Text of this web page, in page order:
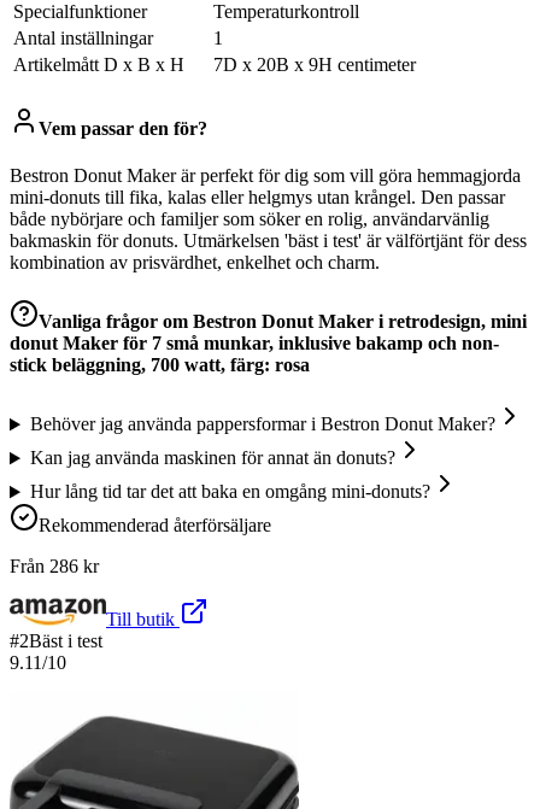
Specialfunktioner
Temperaturkontroll
Antal inställningar
1
Artikelmått D x B x H
7D x 20B x 9H centimeter
Vem passar den för?
Bestron Donut Maker är perfekt för dig som vill göra hemmagjorda
mini-donuts till fika, kalas eller helgmys utan krångel. Den passar
både nybörjare och familjer som söker en rolig, användarvänlig
bakmaskin för donuts. Utmärkelsen 'bäst i test' är välförtjänt för dess
kombination av prisvärdhet, enkelhet och charm.
Vanliga frågor om Bestron Donut Maker i retrodesign, mini
donut Maker för 7 små munkar, inklusive bakamp och non-
stick beläggning, 700 watt, färg: rosa
Behöver jag använda pappersformar i Bestron Donut Maker?
Kan jag använda maskinen för annat än donuts?
Hur lång tid tar det att baka en omgång mini-donuts?
Rekommenderad återförsäljare
Från 286 kr
Till butik
#2Bäst i test
9.11/10